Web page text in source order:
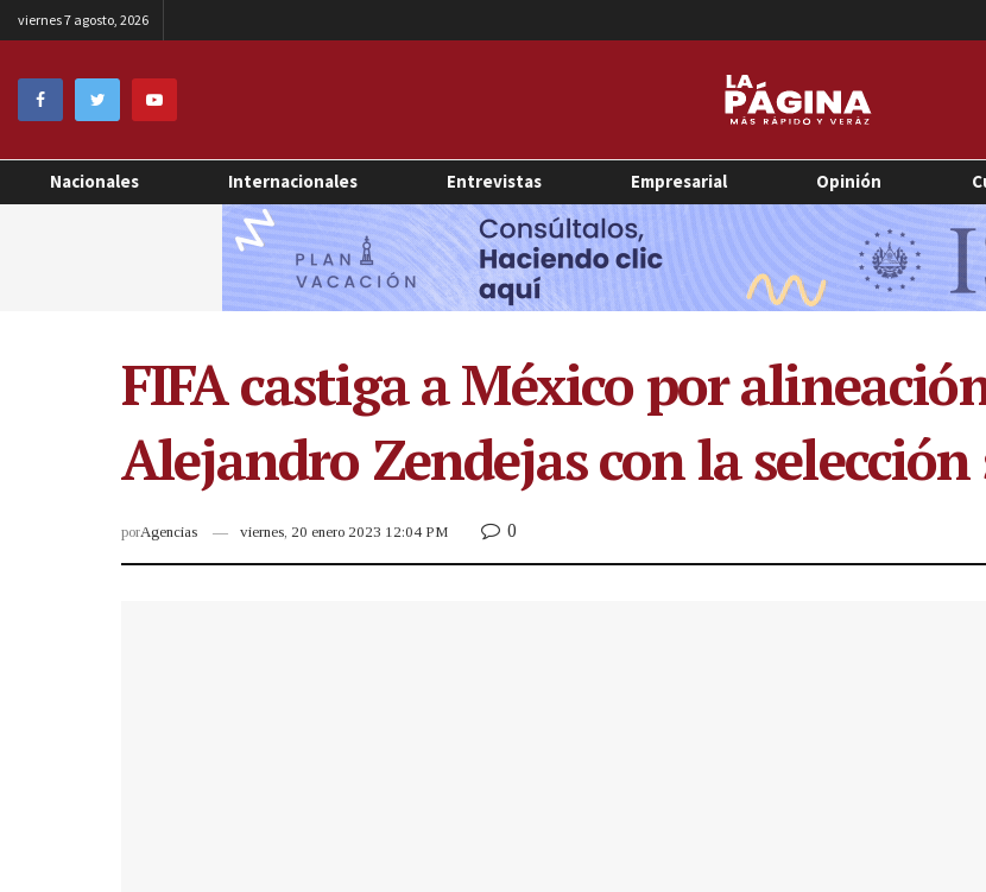
viernes 7 agosto, 2026
Nacionales Internacionales Entrevistas Empresarial Opinión
FIFA castiga a México por
Alejandro Zendejas con la selección
porAgencias viernes, 20 enero 2023 12:04 PM 0